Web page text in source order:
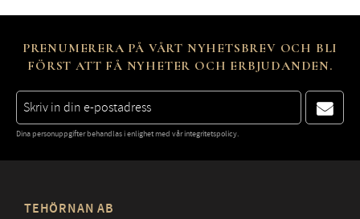
PRENUMERERA PÅ VÅRT NYHETSBREV OCH BLI
FÖRST ATT FÅ NYHETER OCH ERBJUDANDEN.
Dina personuppgifter behandlas i enlighet med vårintegritetspolicy.
TEHÖRNAN AB